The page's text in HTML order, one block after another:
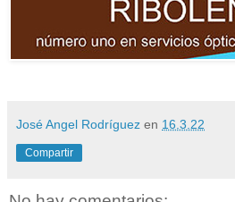
José Angel Rodríguez en 16.3.22
Compartir